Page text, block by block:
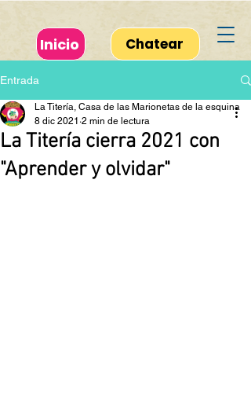
Inicio Chatear
Entrada
La Titería cierra 2021 con
"Aprender y olvidar"
La Titería, Casa de las Marionetas de la esquina
8 dic 2021 2 min de lectura